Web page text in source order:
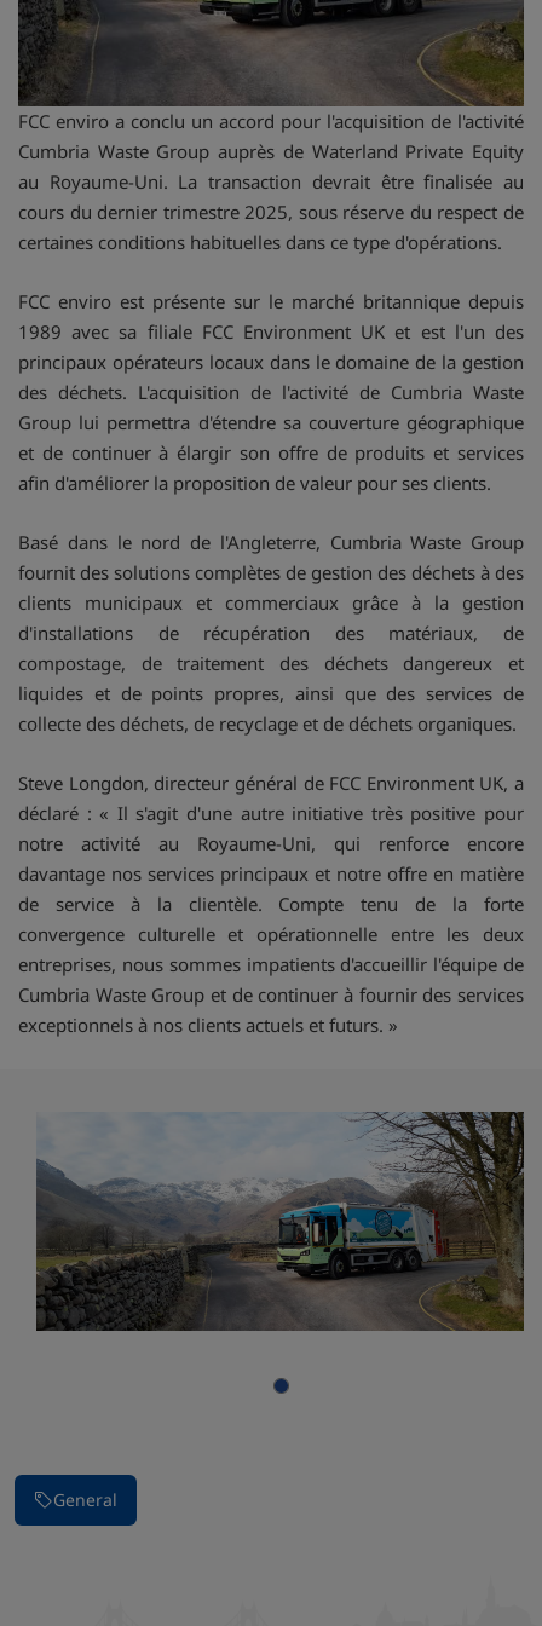
FCC enviro a conclu un accord pour l'acquisition de l'activité
Cumbria Waste Group auprès de Waterland Private Equity
au Royaume-Uni. La transaction devrait être finalisée au
cours du dernier trimestre 2025, sous réserve du respect de
certaines conditions habituelles dans ce type d'opérations.
FCC enviro est présente sur le marché britannique depuis
1989 avec sa filiale FCC Environment UK et est l'un des
principaux opérateurs locaux dans le domaine de la gestion
des déchets. L'acquisition de l'activité de Cumbria Waste
Group lui permettra d'étendre sa couverture géographique
et de continuer à élargir son offre de produits et services
afin d'améliorer la proposition de valeur pour ses clients.
Basé dans le nord de l'Angleterre, Cumbria Waste Group
fournit des solutions complètes de gestion des déchets à des
clients municipaux et commerciaux grâce à la gestion
d'installations de récupération des matériaux, de
compostage, de traitement des déchets dangereux et
liquides et de points propres, ainsi que des services de
collecte des déchets, de recyclage et de déchets organiques.
Steve Longdon, directeur général de FCC Environment UK, a
déclaré : « Il s'agit d'une autre initiative très positive pour
notre activité au Royaume-Uni, qui renforce encore
davantage nos services principaux et notre offre en matière
de service à la clientèle. Compte tenu de la forte
convergence culturelle et opérationnelle entre les deux
entreprises, nous sommes impatients d'accueillir l'équipe de
Cumbria Waste Group et de continuer à fournir des services
exceptionnels à nos clients actuels et futurs. »
General